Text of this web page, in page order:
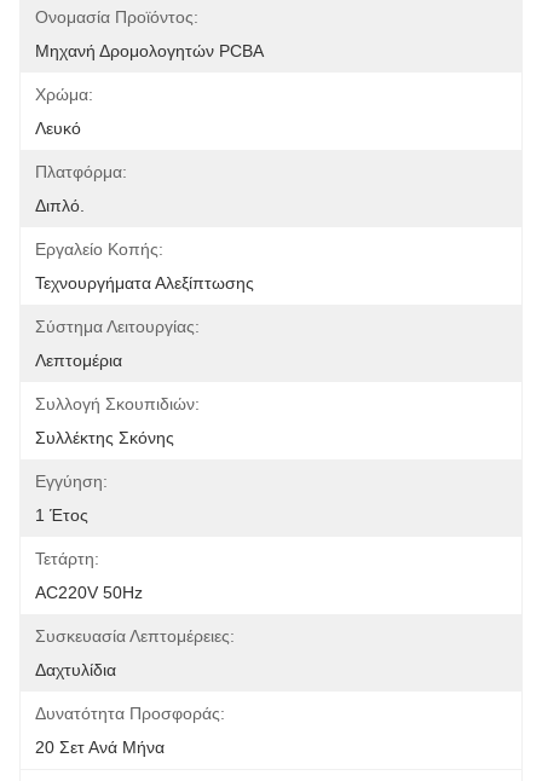
Ονομασία Προϊόντος:
Μηχανή Δρομολογητών PCBA
Χρώμα:
Λευκό
Πλατφόρμα:
Διπλό.
Εργαλείο Κοπής:
Τεχνουργήματα Αλεξίπτωσης
Σύστημα Λειτουργίας:
Λεπτομέρια
Συλλογή Σκουπιδιών:
Συλλέκτης Σκόνης
Εγγύηση:
1 Έτος
Τετάρτη:
AC220V 50Hz
Συσκευασία Λεπτομέρειες:
Δαχτυλίδια
Δυνατότητα Προσφοράς:
20 Σετ Ανά Μήνα